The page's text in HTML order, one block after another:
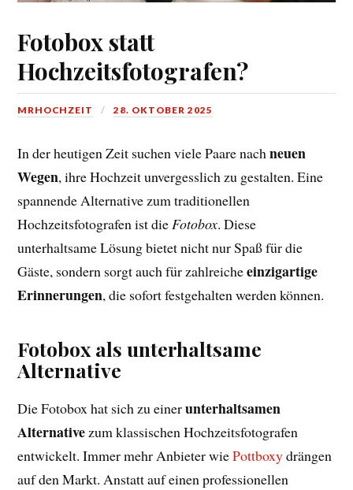
Fotobox statt
Hochzeitsfotografen?
MRHOCHZEIT 28. OKTOBER 2025
In der heutigen Zeit suchen viele Paare nachneuen
Wegen, ihre Hochzeit unvergesslich zu gestalten. Eine
spannende Alternative zum traditionellen
Hochzeitsfotografen ist dieFotobox. Diese
unterhaltsame Lösung bietet nicht nur Spaß für die
Gäste, sondern sorgt auch für zahlreicheeinzigartige
Erinnerungen, die sofort festgehalten werden können.
Fotobox als unterhaltsame
Alternative
Die Fotobox hat sich zu einerunterhaltsamen
Alternativezum klassischen Hochzeitsfotografen
entwickelt. Immer mehr Anbieter wiePottboxydrängen
auf den Markt. Anstatt auf einen professionellen